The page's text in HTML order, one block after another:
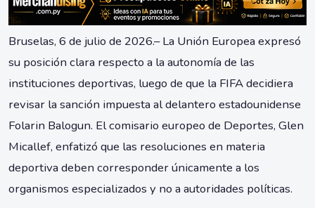
Bruselas, 6 de julio de 2026.– La Unión Europea expresó
su posición clara respecto a la autonomía de las
instituciones deportivas, luego de que la FIFA decidiera
revisar la sanción impuesta al delantero estadounidense
Folarin Balogun. El comisario europeo de Deportes, Glen
Micallef, enfatizó que las resoluciones en materia
deportiva deben corresponder únicamente a los
organismos especializados y no a autoridades políticas.